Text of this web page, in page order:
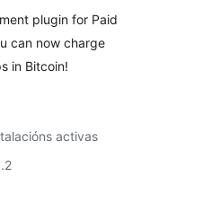
plugin for Paid
can now charge
in Bitcoin!
activas